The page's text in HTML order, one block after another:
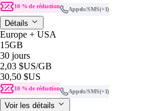
10 % de réduction Appels/SMS(+1)
Détails
Europe + USA
15GB
30 jours
2,03 $US/GB
30,50 $US
10 % de réduction Appels/SMS(+1)
Voir les détails